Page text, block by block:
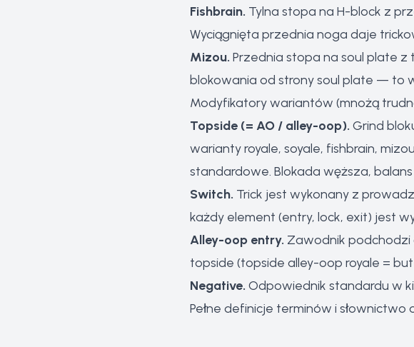
Fishbrain. Tylna stopa na H-block z
Wyciągnięta przednia noga daje
Mizou. Przednia stopa na soul plate
blokowania od strony soul plate — to
Modyfikatory wariantów (mnożą
Topside (= AO / alley-oop). Grind
warianty royale, soyale, fishbrain,
standardowe. Blokada węższa,
Switch. Trick jest wykonany z
każdy element (entry, lock, exit) jest
Alley-oop entry. Zawodnik podchodzi
topside (topside alley-oop royale =
Negative. Odpowiednik standardu w
Pełne definicje terminów i słownictwo